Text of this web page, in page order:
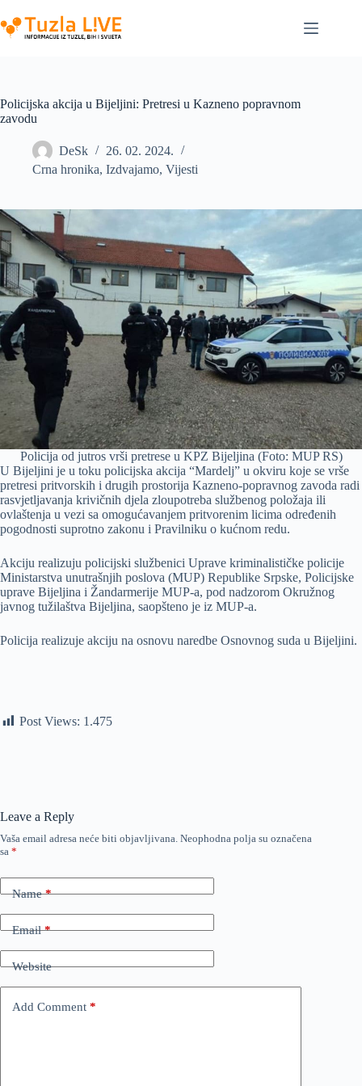
to
content
Policijska akcija u Bijeljini: Pretresi u Kazneno popravnom
zavodu
DeSk
26. 02. 2024.
Crna hronika, Izdvajamo, Vijesti
Policija od jutros vrši pretrese u KPZ Bijeljina (Foto: MUP RS)
U Bijeljini je u toku policijska akcija “Mardelj” u okviru koje se vrše
pretresi pritvorskih i drugih prostorija Kazneno-popravnog zavoda radi
rasvjetljavanja krivičnih djela zloupotreba službenog položaja ili
ovlaštenja u vezi sa omogućavanjem pritvorenim licima određenih
pogodnosti suprotno zakonu i Pravilniku o kućnom redu.
Akciju realizuju policijski službenici Uprave kriminalističke policije
Ministarstva unutrašnjih poslova (MUP) Republike Srpske, Policijske
uprave Bijeljina i Žandarmerije MUP-a, pod nadzorom Okružnog
javnog tužilaštva Bijeljina, saopšteno je iz MUP-a.
Policija realizuje akciju na osnovu naredbe Osnovnog suda u Bijeljini.
Post Views: 1.475
Leave a Reply
Vaša email adresa neće biti objavljivana. Neophodna polja su označena
sa *
Name*
Email*
Website
Add Comment *